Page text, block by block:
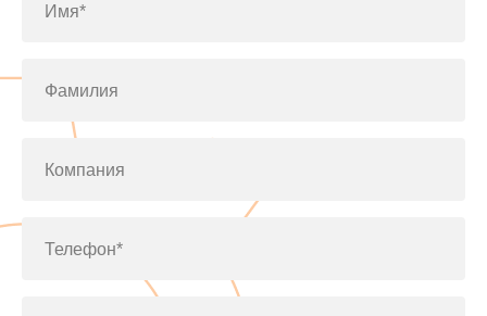
Имя*
Фамилия
Компания
Телефон*